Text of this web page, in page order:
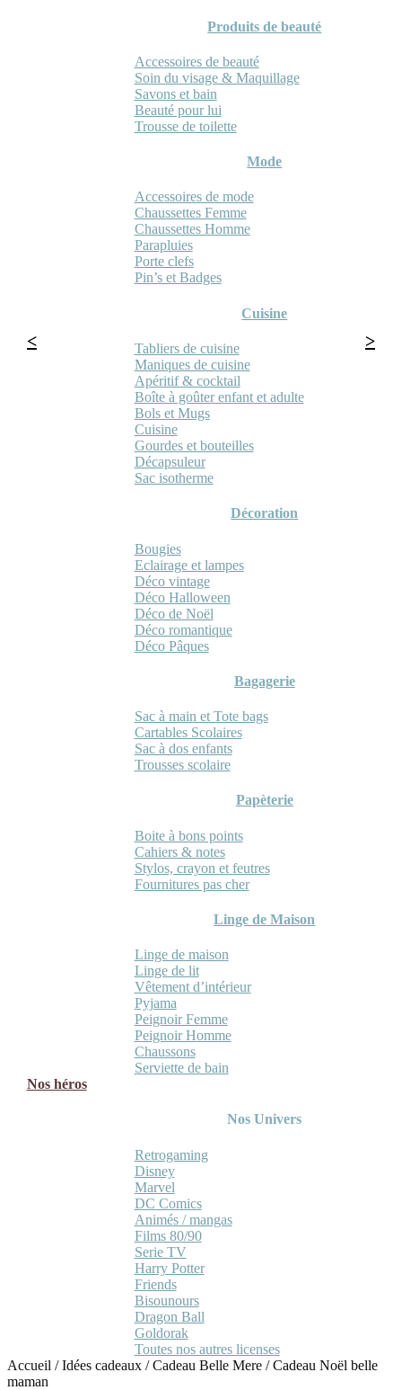
Produits de beauté
Accessoires de beauté
Soin du visage & Maquillage
Savons et bain
Beauté pour lui
Trousse de toilette
Mode
Accessoires de mode
Chaussettes Femme
Chaussettes Homme
Parapluies
Porte clefs
Pin’s et Badges
Cuisine
Tabliers de cuisine
Maniques de cuisine
Apéritif & cocktail
Boîte à goûter enfant et adulte
Bols et Mugs
Cuisine
Gourdes et bouteilles
Décapsuleur
Sac isotherme
Décoration
Bougies
Eclairage et lampes
Déco vintage
Déco Halloween
Déco de Noël
Déco romantique
Déco Pâques
Bagagerie
Sac à main et Tote bags
Cartables Scolaires
Sac à dos enfants
Trousses scolaire
Papèterie
Boite à bons points
Cahiers & notes
Stylos, crayon et feutres
Fournitures pas cher
Linge de Maison
Linge de maison
Linge de lit
Vêtement d’intérieur
Pyjama
Peignoir Femme
Peignoir Homme
Chaussons
Serviette de bain
Nos héros
Nos Univers
Retrogaming
Disney
Marvel
DC Comics
Animés / mangas
Films 80/90
Serie TV
Harry Potter
Friends
Bisounours
Dragon Ball
Goldorak
Toutes nos autres licenses
Accueil /Idées cadeaux /Cadeau Belle Mere /Cadeau Noël belle
maman